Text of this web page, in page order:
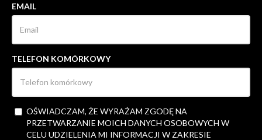
EMAIL
TELEFON KOMÓRKOWY
OŚWIADCZAM, ŻE WYRAŻAM ZGODĘ NA
PRZETWARZANIE MOICH DANYCH OSOBOWYCH W
CELU UDZIELENIA MI INFORMACJI W ZAKRESIE